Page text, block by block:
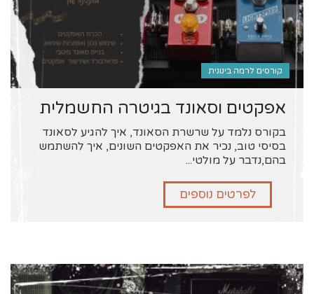
קורסים לרמה בינונית
אפקטים וסאונד בגיטרה החשמלית
בקורס נלמד על שרשרת הסאונד, איך להגיע לסאונד
בסיסי טוב, נכיר את האפקטים השונים, איך להשתמש
בהם,נדבר על מולטי...
לפרטים נוספים